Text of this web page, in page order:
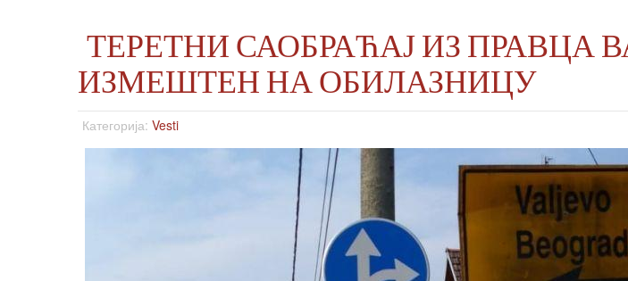
ТЕРЕТНИ САОБРАЋАЈ ИЗ ПРАВЦА
ИЗМЕШТЕН НА ОБИЛАЗНИЦУ
Категорија: Vesti